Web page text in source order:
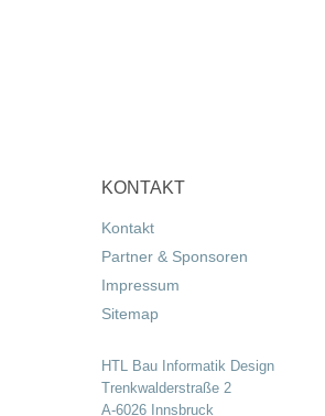
KONTAKT
Kontakt
Partner & Sponsoren
Impressum
Sitemap
HTL Bau Informatik Design
Trenkwalderstraße 2
A-6026 Innsbruck